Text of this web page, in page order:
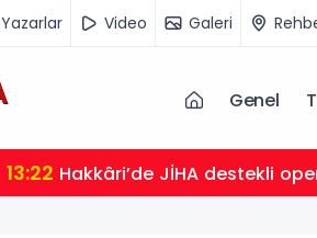
Yazarlar Video Galeri
Genel
13:22 Hakkâri’de JİHA destekli